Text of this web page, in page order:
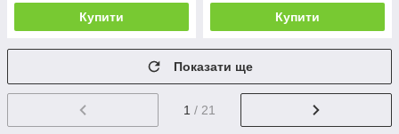
Купити Купити
Показати ще
1 / 21